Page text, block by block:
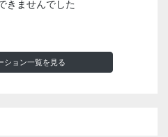
きませんでした
ション一覧を見る